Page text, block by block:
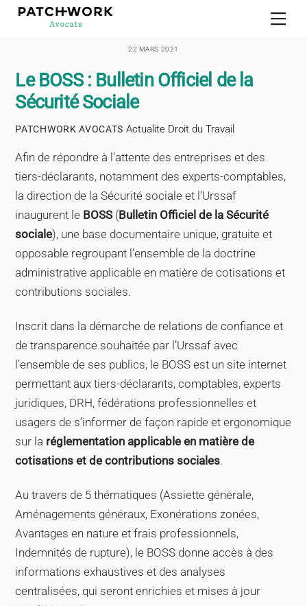
Skip
22 MARS 2021
Le BOSS : Bulletin Officiel de la
Sécurité Sociale
PATCHWORK AVOCATS Actualite Droit du Travail
Afin de répondre à l’attente des entreprises et des
tiers-déclarants, notamment des experts-comptables,
la direction de la Sécurité sociale et l’Urssaf
inaugurent le BOSS(Bulletin Officiel de la Sécurité
sociale), une base documentaire unique, gratuite et
opposable regroupant l’ensemble de la doctrine
administrative applicable en matière de cotisations et
contributions sociales.
Inscrit dans la démarche de relations de confiance et
de transparence souhaitée par l’Urssaf avec
l’ensemble de ses publics, le BOSS est un site internet
permettant aux tiers-déclarants, comptables, experts
juridiques, DRH, fédérations professionnelles et
usagers de s’informer de façon rapide et ergonomique
sur la réglementation applicable en matière de
cotisations et de contributions sociales.
Au travers de 5 thématiques (Assiette générale,
Aménagements généraux, Exonérations zonées,
Avantages en nature et frais professionnels,
Indemnités de rupture), le BOSS donne accès à des
informations exhaustives et des analyses
centralisées, qui seront enrichies et mises à jour